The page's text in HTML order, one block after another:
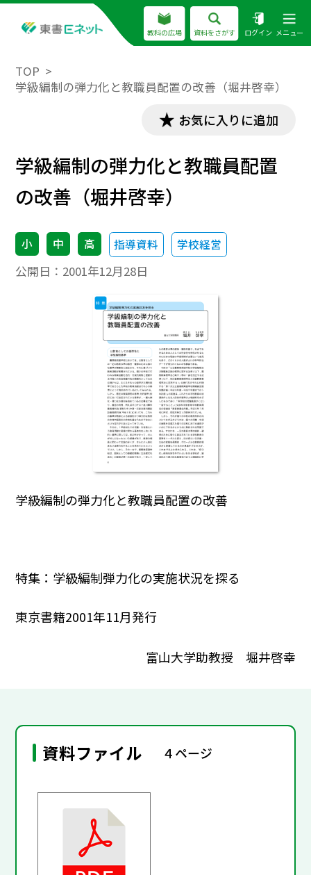
教科の広場 資料をさがす ログイン メニュー
TOP
学級編制の弾力化と教職員配置の改善（堀井啓幸）
お気に入りに追加
学級編制の弾力化と教職員配置
の改善（堀井啓幸）
小 中 高 指導資料 学校経営
公開日： 2001年12月28日
学級編制の弾力化と教職員配置の改善
特集：学級編制弾力化の実施状況を探る
東京書籍2001年11月発行
富山大学助教授 堀井啓幸
資料ファイル ４ページ